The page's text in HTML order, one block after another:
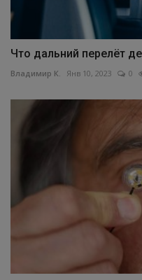
Что дальний перелёт
Владимир К. Янв 10, 2023 0